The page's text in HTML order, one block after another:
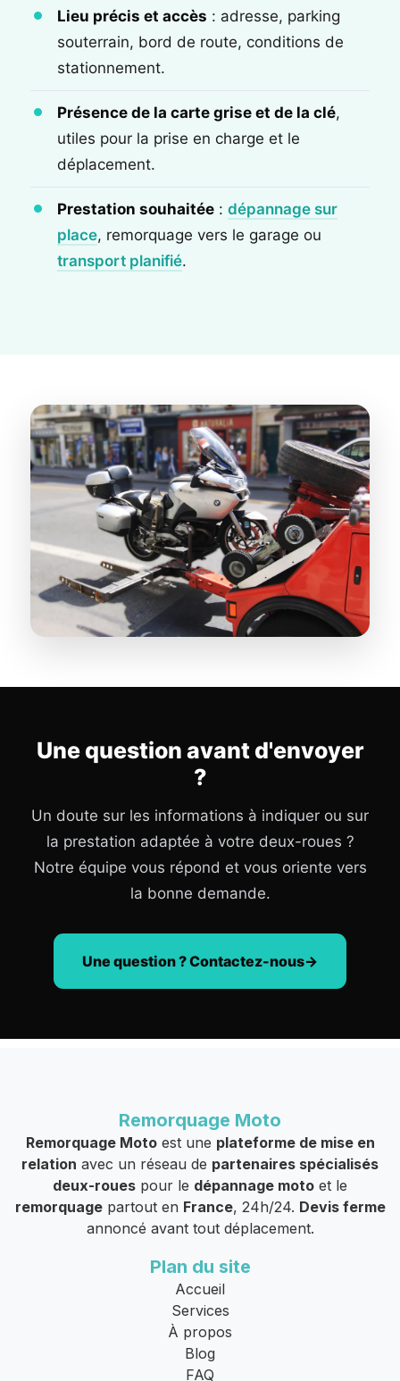
Lieu précis et accès : adresse, parking
souterrain, bord de route, conditions de
stationnement.
Présence de la carte grise et de la clé,
utiles pour la prise en charge et le
déplacement.
Prestation souhaitée : dépannage sur
place, remorquage vers le garage ou
transport planifié.
Une question avant d'envoyer
?
Un doute sur les informations à indiquer ou sur
la prestation adaptée à votre deux-roues ?
Notre équipe vous répond et vous oriente vers
la bonne demande.
Une question ? Contactez-nous
Remorquage Moto
Remorquage Motoest une plateforme de mise en
relation avec un réseau de partenaires spécialisés
deux-roues pour le dépannage moto et le
remorquagepartout en France, 24h/24. Devis ferme
annoncé avant tout déplacement.
Plan du site
Accueil
Services
À propos
Blog
FAQ